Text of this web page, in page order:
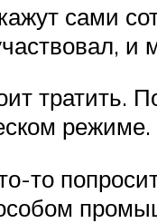
сами
тратить.
режиме.
то